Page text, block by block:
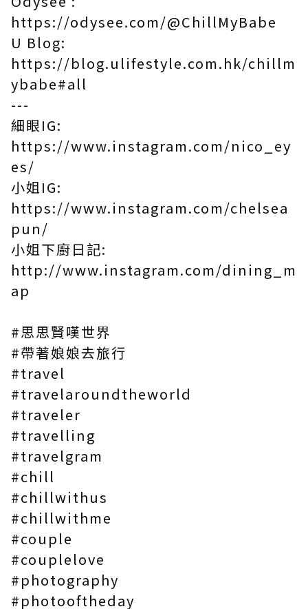
https://odysee.com/@ChillMyBabe
U Blog:
https://blog.ulifestyle.com.hk/chillm
ybabe#all
---
細眼IG:
https://www.instagram.com/nico_ey
es/
小姐IG:
https://www.instagram.com/chelsea
pun/
小姐下廚日記:
http://www.instagram.com/dining_m
ap
#思思賢嘆世界
#帶著娘娘去旅行
#travel
#travelaroundtheworld
#traveler
#travelling
#travelgram
#chill
#chillwithus
#chillwithme
#couple
#couplelove
#photography
#photooftheday